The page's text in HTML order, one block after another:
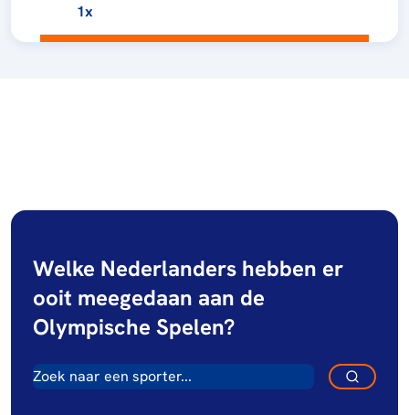
1x
Welke Nederlanders hebben er
ooit meegedaan aan de
Olympische Spelen?